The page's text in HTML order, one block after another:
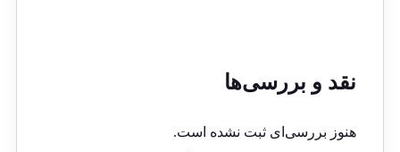
نقد و بررسی‌ها
هنوز بررسی‌ای ثبت نشده است.